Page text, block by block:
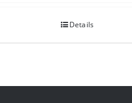
Details